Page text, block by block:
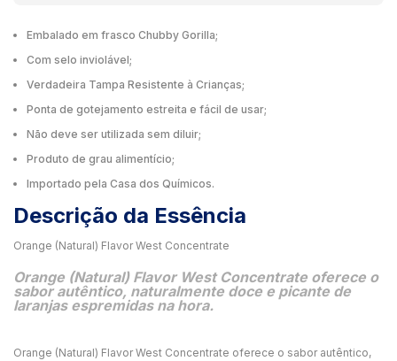
Embalado em frasco Chubby Gorilla;
Com selo inviolável;
Verdadeira Tampa Resistente à Crianças;
Ponta de gotejamento estreita e fácil de usar;
Não deve ser utilizada sem diluir;
Produto de grau alimentício;
Importado pela Casa dos Químicos.
Descrição da Essência
Orange (Natural) Flavor West Concentrate
Orange (Natural) Flavor West Concentrate oferece o
sabor autêntico, naturalmente doce e picante de
laranjas espremidas na hora.
Orange (Natural) Flavor West Concentrate oferece o sabor autêntico,